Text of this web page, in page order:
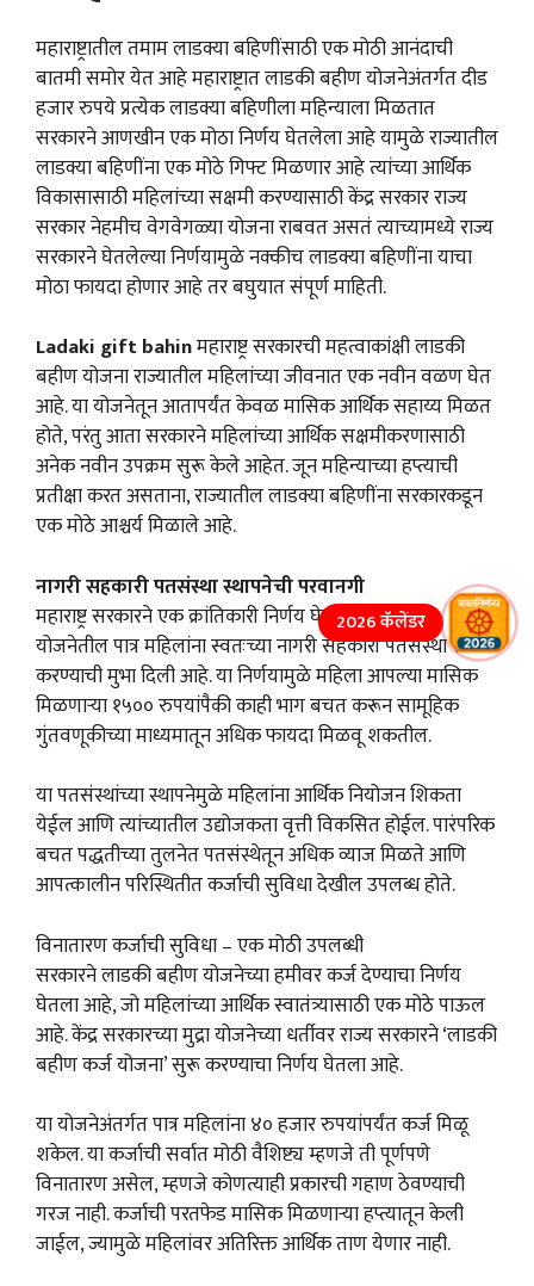
महाराष्ट्रातील तमाम लाडक्या बहिणींसाठी एक मोठी आनंदाची
बातमी समोर येत आहे महाराष्ट्रात लाडकी बहीण योजनेअंतर्गत दीड
हजार रुपये प्रत्येक लाडक्या बहिणीला महिन्याला मिळतात
सरकारने आणखीन एक मोठा निर्णय घेतलेला आहे यामुळे राज्यातील
लाडक्या बहिणींना एक मोठे गिफ्ट मिळणार आहे त्यांच्या आर्थिक
विकासासाठी महिलांच्या सक्षमी करण्यासाठी केंद्र सरकार राज्य
सरकार नेहमीच वेगवेगळ्या योजना राबवत असतं त्याच्यामध्ये राज्य
सरकारने घेतलेल्या निर्णयामुळे नक्कीच लाडक्या बहिणींना याचा
मोठा फायदा होणार आहे तर बघुयात संपूर्ण माहिती.
Ladaki gift bahinमहाराष्ट्र सरकारची महत्वाकांक्षी लाडकी
बहीण योजना राज्यातील महिलांच्या जीवनात एक नवीन वळण घेत
आहे. या योजनेतून आतापर्यंत केवळ मासिक आर्थिक सहाय्य मिळत
होते, परंतु आता सरकारने महिलांच्या आर्थिक सक्षमीकरणासाठी
अनेक नवीन उपक्रम सुरू केले आहेत. जून महिन्याच्या हप्त्याची
प्रतीक्षा करत असताना, राज्यातील लाडक्या बहिणींना सरकारकडून
एक मोठे आश्चर्य मिळाले आहे.
नागरी सहकारी पतसंस्था स्थापनेची परवानगी
महाराष्ट्र सरकारने एक क्रांतिकारी निर्णय घेत लाडकी बहीण
योजनेतील पात्र महिलांना स्वतःच्या नागरी सहकारी पतसंस्था स्थापन
करण्याची मुभा दिली आहे. या निर्णयामुळे महिला आपल्या मासिक
मिळणाऱ्या १५०० रुपयांपैकी काही भाग बचत करून सामूहिक
गुंतवणूकीच्या माध्यमातून अधिक फायदा मिळवू शकतील.
या पतसंस्थांच्या स्थापनेमुळे महिलांना आर्थिक नियोजन शिकता
येईल आणि त्यांच्यातील उद्योजकता वृत्ती विकसित होईल. पारंपरिक
बचत पद्धतीच्या तुलनेत पतसंस्थेतून अधिक व्याज मिळते आणि
आपत्कालीन परिस्थितीत कर्जाची सुविधा देखील उपलब्ध होते.
विनातारण कर्जाची सुविधा – एक मोठी उपलब्धी
सरकारने लाडकी बहीण योजनेच्या हमीवर कर्ज देण्याचा निर्णय
घेतला आहे, जो महिलांच्या आर्थिक स्वातंत्र्यासाठी एक मोठे पाऊल
आहे. केंद्र सरकारच्या मुद्रा योजनेच्या धर्तीवर राज्य सरकारने ‘लाडकी
बहीण कर्ज योजना’ सुरू करण्याचा निर्णय घेतला आहे.
या योजनेअंतर्गत पात्र महिलांना ४० हजार रुपयांपर्यंत कर्ज मिळू
शकेल. या कर्जाची सर्वात मोठी वैशिष्ट्य म्हणजे ती पूर्णपणे
विनातारण असेल, म्हणजे कोणत्याही प्रकारची गहाण ठेवण्याची
गरज नाही. कर्जाची परतफेड मासिक मिळणाऱ्या हप्त्यातून केली
जाईल, ज्यामुळे महिलांवर अतिरिक्त आर्थिक ताण येणार नाही.
2026 कॅलेंडर